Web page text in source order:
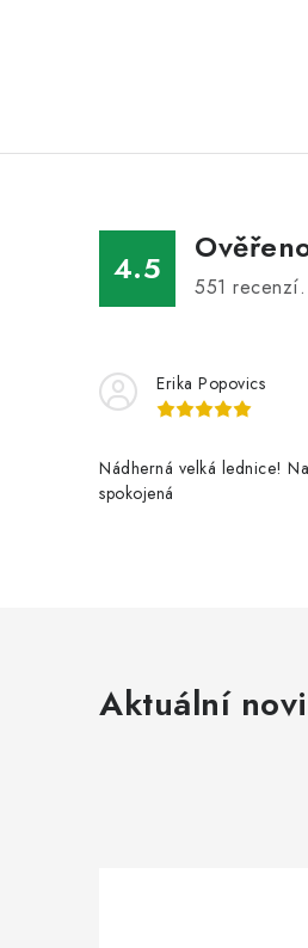
4.5 551 recenzí.
Erika Popovics
Nádherná velká lednice!
spokojená
Aktuální